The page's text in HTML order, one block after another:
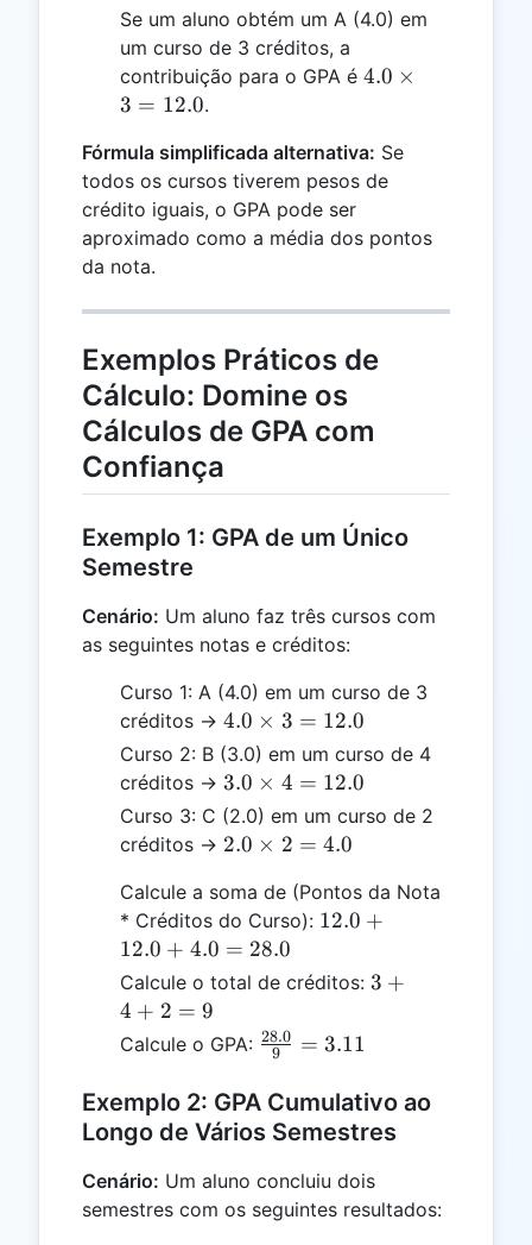
Se um aluno obtém um A (4.0) em
um curso de 3 créditos, a
contribuição para o GPA é 4.0
12.0
4.0 ×
3 = 12.0.
Fórmula simplificada alternativa: Se
todos os cursos tiverem pesos de
crédito iguais, o GPA pode ser
aproximado como a média dos pontos
da nota.
Exemplos Práticos de
Cálculo: Domine os
Cálculos de GPA com
Confiança
Exemplo 1: GPA de um Único
Semestre
Cenário: Um aluno faz três cursos com
as seguintes notas e créditos:
Curso 1: A (4.0) em um curso de 3
créditos → 4.0
\times
3 =
12.0
4.0 × 3 = 12.0
Curso 2: B (3.0) em um curso de 4
créditos → 3.0
\times
4 =
3.0 × 4 = 12.0
Curso 3: C (2.0) em um curso de 2
créditos → 2.0
2 =
4.0
2.0 × 2 = 4.0
Calcule a soma de (Pontos da Nota
* Créditos do Curso): 12.0
12.0
=
12.0 +
12.0 + 4.0 = 28.0
Calcule o total de créditos: 3
=
9
3 +
4 + 2 = 9
Calcule o GPA: \frac{28.0}
9
28.0 = 3.11
Exemplo 2: GPA Cumulativo ao
Longo de Vários Semestres
Cenário: Um aluno concluiu dois
semestres com os seguintes resultados: